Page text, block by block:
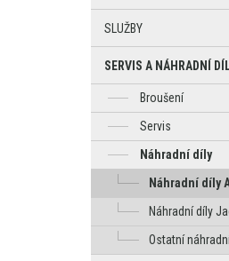
SLUŽBY
SERVIS A NÁHRADNÍ
Broušení
Servis
Náhradní díly
Náhradní díly
Náhradní díly
Ostatní